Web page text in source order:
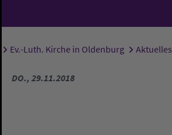
Sie sind hier:
Ev.-Luth. Kirche in Oldenburg Aktuelles
DO., 29.11.2018